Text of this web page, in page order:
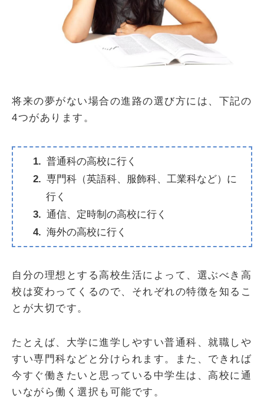
将来の夢がない場合の進路の選び方には、下記の
4つがあります。
普通科の高校に行く
専門科（英語科、服飾科、工業科など）に
行く
通信、定時制の高校に行く
海外の高校に行く
自分の理想とする高校生活によって、選ぶべき高
校は変わってくるので、それぞれの特徴を知るこ
とが大切です。
たとえば、大学に進学しやすい普通科、就職しや
すい専門科などと分けられます。
また、できれば
今すぐ働きたいと思っている中学生は、高校に通
いながら働く選択も可能です。